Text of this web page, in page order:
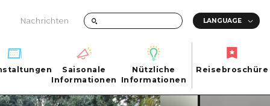
Nachrichten
Saisonale
Informationen
Informationen
Nützliche
Informationen
Informationen
Reisebroschüre